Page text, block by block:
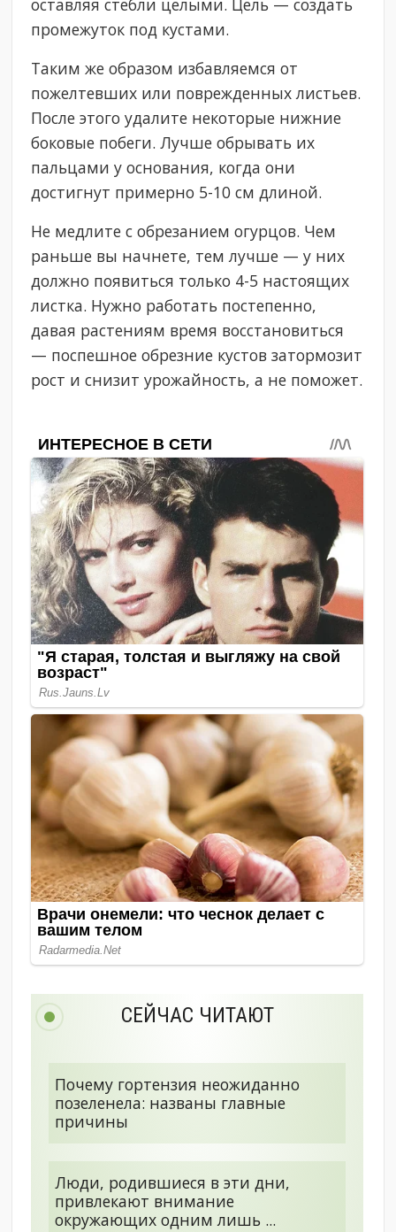
оставляя стебли целыми. Цель — создать
промежуток под кустами.
Таким же образом избавляемся от
пожелтевших или поврежденных листьев.
После этого удалите некоторые нижние
боковые побеги. Лучше обрывать их
пальцами у основания, когда они
достигнут примерно 5-10 см длиной.
Не медлите с обрезанием огурцов. Чем
раньше вы начнете, тем лучше — у них
должно появиться только 4-5 настоящих
листка. Нужно работать постепенно,
давая растениям время восстановиться
— поспешное обрезние кустов затормозит
рост и снизит урожайность, а не поможет.
СЕЙЧАС ЧИТАЮТ
Почему гортензия неожиданно
позеленела: названы главные
причины
Люди, родившиеся в эти дни,
привлекают внимание
окружающих одним лишь ...